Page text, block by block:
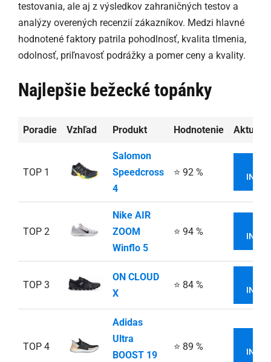
testovania, ale aj z výsledkov zahraničných testov a
analýzy overených recenzií zákazníkov. Medzi hlavné
hodnotené faktory patrila pohodlnosť, kvalita tlmenia,
odolnosť, priľnavosť podrážky a pomer ceny a kvality.
Najlepšie bežecké topánky
Poradie Vzhľad Produkt Hodnotenie
TOP 1
Salomon
Speedcross
4
⭐ 92 %
TOP 2
Nike AIR
ZOOM
Winflo 5
⭐ 94 %
TOP 3
ON CLOUD
X
⭐ 84 %
TOP 4
Adidas
Ultra
BOOST 19
⭐ 89 %